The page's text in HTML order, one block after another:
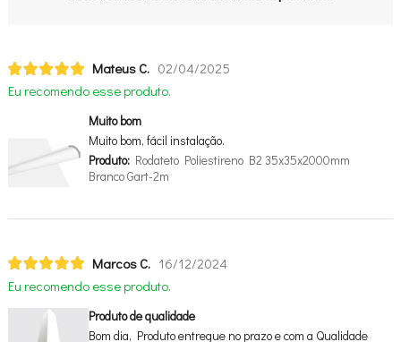
Mateus C. 02/04/2025
Eu recomendo esse produto.
Muito bom
Muito bom, fácil instalação.
Produto:Rodateto Poliestireno B2 35x35x2000mm
Branco Gart-2m
Marcos C. 16/12/2024
Eu recomendo esse produto.
Produto de qualidade
Bom dia, Produto entregue no prazo e com a Qualidade